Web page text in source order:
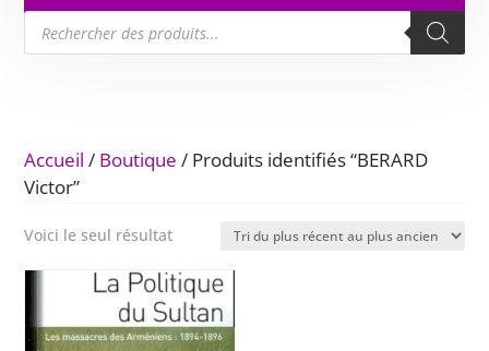
Recherche
de
produits
Accueil / Boutique / Produits identifiés “BERARD
Victor”
Voici le seul résultat